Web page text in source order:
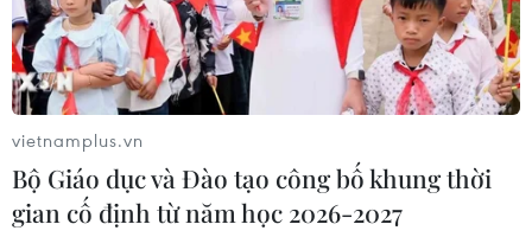
vietnamplus.vn
Bộ Giáo dục và Đào tạo công bố khung thời
gian cố định từ năm học 2026-2027